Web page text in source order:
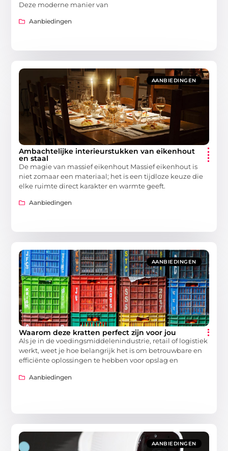
Deze moderne manier van
Aanbiedingen
AANBIEDINGEN
Ambachtelijke interieurstukken van eikenhout
en staal
De magie van massief eikenhout Massief eikenhout is
niet zomaar een materiaal; het is een tijdloze keuze die
elke ruimte direct karakter en warmte geeft.
Aanbiedingen
AANBIEDINGEN
Waarom deze kratten perfect zijn voor jou
Als je in de voedingsmiddelenindustrie, retail of logistiek
werkt, weet je hoe belangrijk het is om betrouwbare en
efficiënte oplossingen te hebben voor opslag en
Aanbiedingen
AANBIEDINGEN